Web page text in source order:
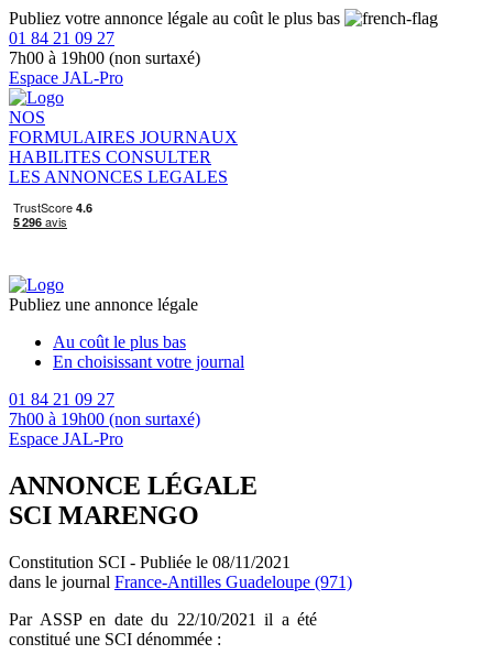
Publiez votre annonce légale au coût le plus bas
01 84 21 09 27
7h00 à 19h00 (non surtaxé)
Espace JAL-Pro
NOS
FORMULAIRES JOURNAUX
HABILITES CONSULTER
LES ANNONCES LEGALES
Publiez une annonce légale
Au coût le plus bas
En choisissant votre journal
01 84 21 09 27
7h00 à 19h00 (non surtaxé)
Espace JAL-Pro
ANNONCE LÉGALE
SCI MARENGO
Constitution SCI - Publiée le 08/11/2021
dans le journal France-Antilles Guadeloupe (971)
Par ASSP en date du 22/10/2021 il a été
constitué une SCI dénommée :